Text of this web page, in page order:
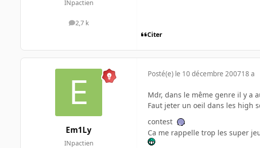
INpactien
2,7 k
messages
Citer
Em1Ly
INpactien
Posté(e) le 10 décembre 200718 a
Mdr, dans le même genre il y a
Faut jeter un oeil dans les high
contest
Ca me rappelle trop les super